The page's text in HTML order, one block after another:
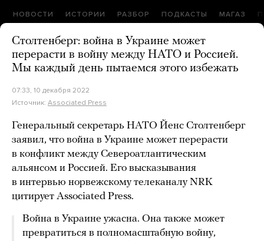
НОВОСТИ ИСТОРИИ РАЗБОР ПОДКАСТЫ МАГАЗ
Столтенберг: война в Украине может
перерасти в войну между НАТО и Россией.
Мы каждый день пытаемся этого избежать
07:33, 10 декабря 2022
Источник: Associated Press
Генеральный секретарь НАТО Йенс Столтенберг
заявил, что война в Украине может перерасти
в конфликт между Североатлантическим
альянсом и Россией. Его высказывания
в интервью норвежскому телеканалу NRK
цитирует Associated Press.
Война в Украине ужасна. Она также может
превратиться в полномасштабную войну,